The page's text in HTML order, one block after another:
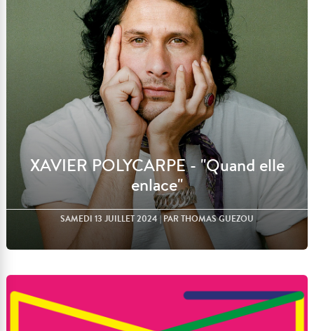
Lire l'article
XAVIER POLYCARPE - "Quand elle
enlace"
SAMEDI 13 JUILLET 2024 | PAR THOMAS GUEZOU